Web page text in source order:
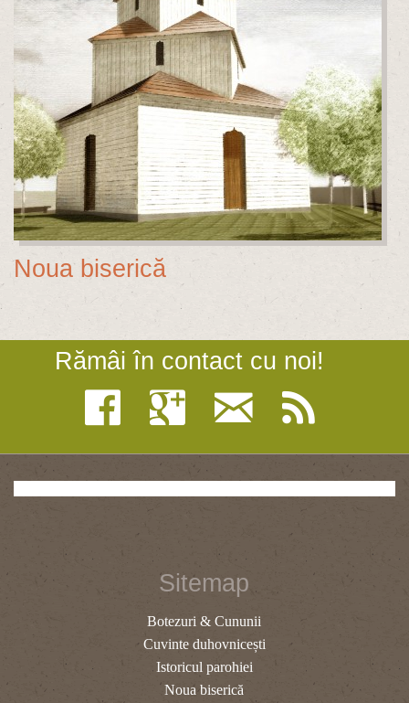
Noua biserică
Rămâi în contact cu noi!
Sitemap
Botezuri & Cununii
Cuvinte duhovnicești
Istoricul parohiei
Noua biserică